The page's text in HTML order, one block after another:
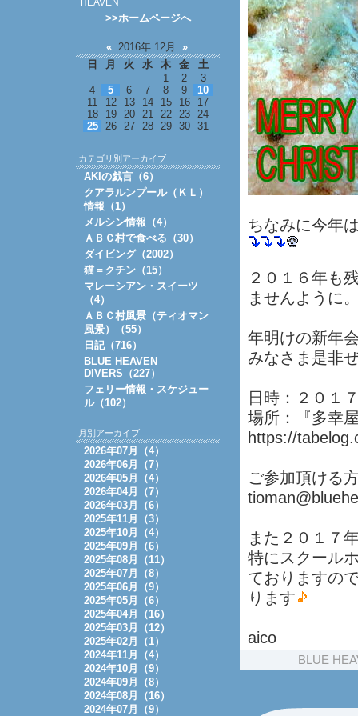
ちなみに今年
２０１６年も
ませんように
年明けの新年
みなさま是非
日時：２０１
場所：『多幸
https://
ご参加頂ける
また２０１７
特にスクール
ておりますの
ります
aico
BLUE
HEAVEN
>>ホームページへ
« 2016年 12月 »
日
月 火 水 木 金
土
1
2
3
4
5 6 7 8 9
10
11
12 13 14 15 16
17
18
19 20 21 22 23
24
25
26 27 28 29 30 31
カテゴリ別アーカイブ
AKIの戯言（6）
クアラルンプール（ＫＬ）
情報（1）
メルシン情報（4）
ＡＢＣ村で食べる（30）
ダイビング（2002）
猫＝クチン（15）
マレーシアン・スイーツ
（4）
ＡＢＣ村風景（ティオマン
風景）（55）
日記（716）
BLUE HEAVEN
DIVERS（227）
フェリー情報・スケジュー
ル（102）
月別アーカイブ
2026年07月（4）
2026年06月（7）
2026年05月（4）
2026年04月（7）
2026年03月（6）
2025年11月（3）
2025年10月（4）
2025年09月（6）
2025年08月（11）
2025年07月（8）
2025年06月（9）
2025年05月（6）
2025年04月（16）
2025年03月（12）
2025年02月（1）
2024年11月（4）
2024年10月（9）
2024年09月（8）
2024年08月（16）
2024年07月（9）